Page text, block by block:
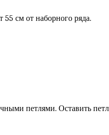
55 см от наборного ряда.
петлями. Оставить